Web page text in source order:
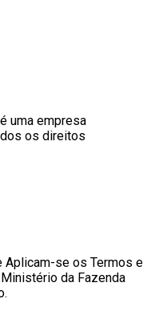
uma empresa
os direitos
se os Termos e
da Fazenda